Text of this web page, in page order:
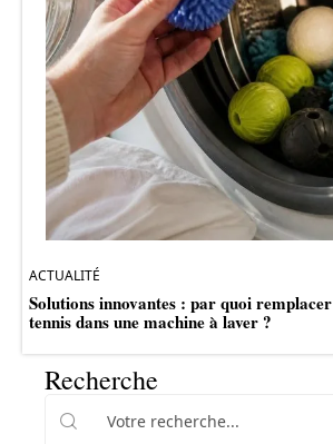
ACTUALITÉ
Solutions innovantes : par quoi
tennis dans une machine à laver ?
Recherche